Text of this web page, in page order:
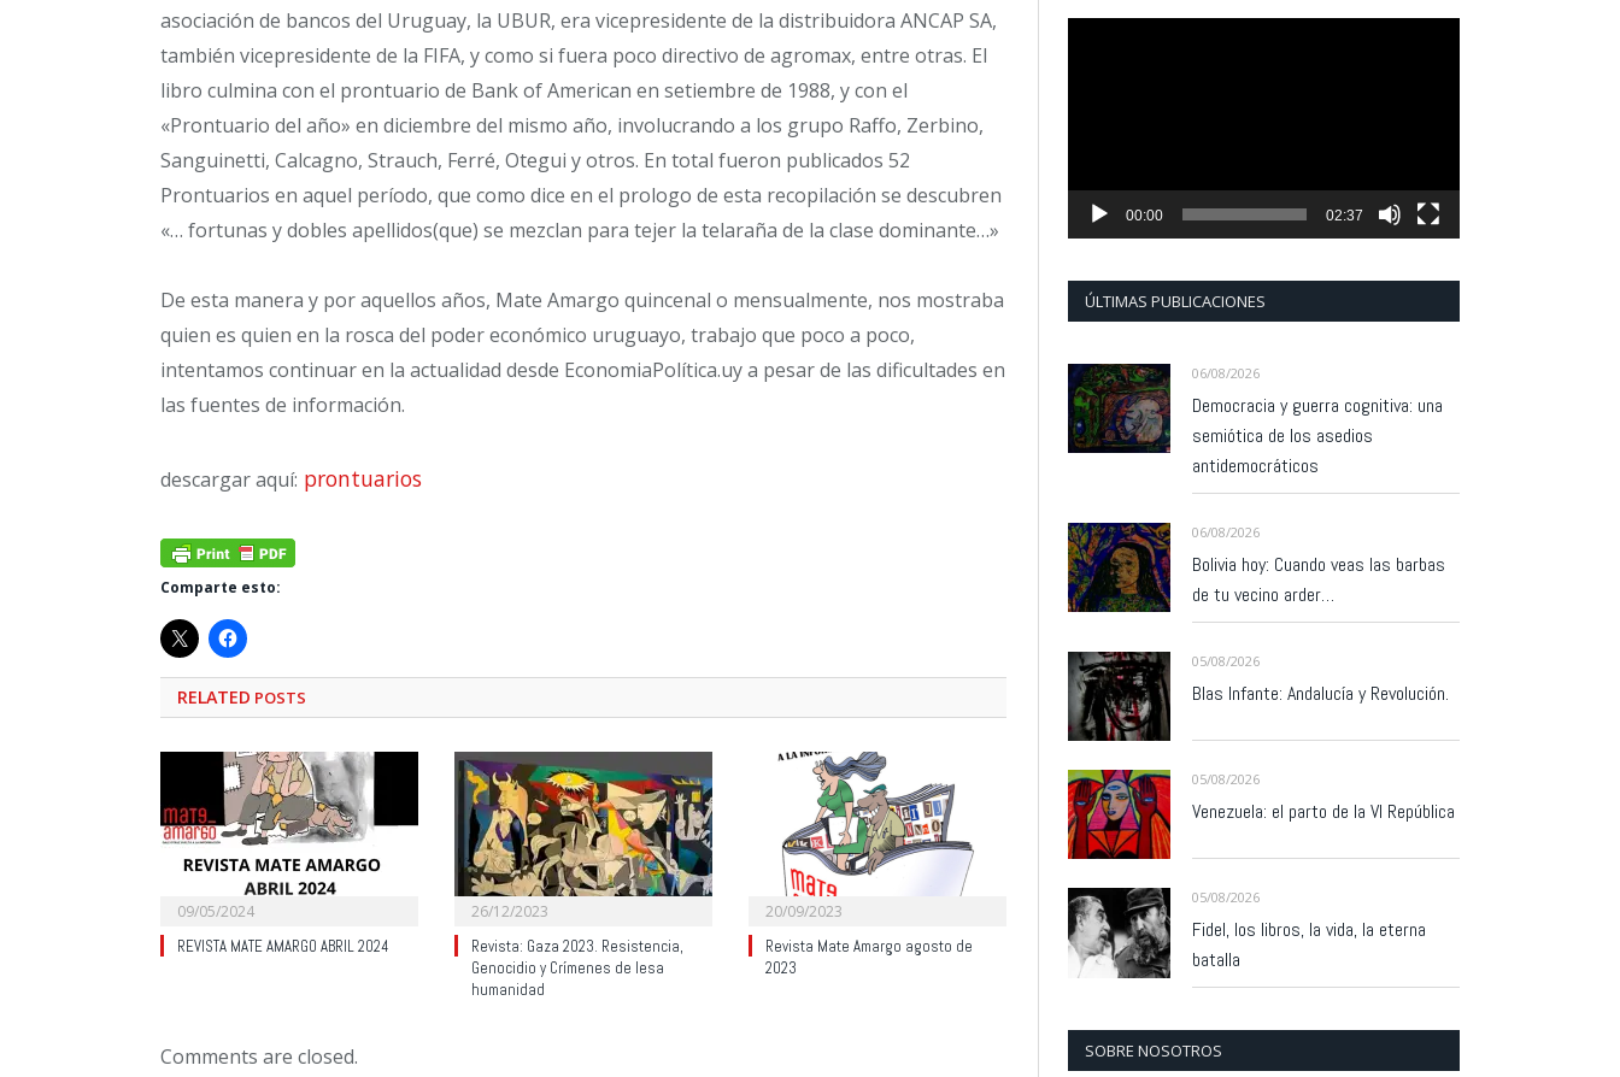
asociación de bancos del Uruguay, la UBUR, era vicepresidente de la distribuidora ANCAP SA,
también vicepresidente de la FIFA, y como si fuera poco directivo de agromax, entre otras. El
libro culmina con el prontuario de Bank of American en setiembre de 1988, y con el
«Prontuario del año» en diciembre del mismo año, involucrando a los grupo Raffo, Zerbino,
Sanguinetti, Calcagno, Strauch, Ferré, Otegui y otros. En total fueron publicados 52
Prontuarios en aquel período, que como dice en el prologo de esta recopilación se descubren
«… fortunas y dobles apellidos(que) se mezclan para tejer la telaraña de la clase dominante…»
De esta manera y por aquellos años, Mate Amargo quincenal o mensualmente, nos mostraba
quien es quien en la rosca del poder económico uruguayo, trabajo que poco a poco,
intentamos continuar en la actualidad desde EconomiaPolítica.uy a pesar de las dificultades en
las fuentes de información.
descargar aquí: prontuarios
Comparte esto:
RELATED POSTS
09/05/2024
REVISTA MATE AMARGO ABRIL 2024
26/12/2023
Revista: Gaza 2023. Resistencia,
Genocidio y Crímenes de lesa
humanidad
20/09/2023
Revista Mate Amargo agosto de
2023
Comments are closed.
00:00 02:37
ÚLTIMAS PUBLICACIONES
06/08/2026
Democracia y guerra cognitiva: una
semiótica de los asedios
antidemocráticos
06/08/2026
Bolivia hoy: Cuando veas las barbas
de tu vecino arder…
05/08/2026
Blas Infante: Andalucía y Revolución.
05/08/2026
Venezuela: el parto de la VI República
05/08/2026
Fidel, los libros, la vida, la eterna
batalla
SOBRE NOSOTROS